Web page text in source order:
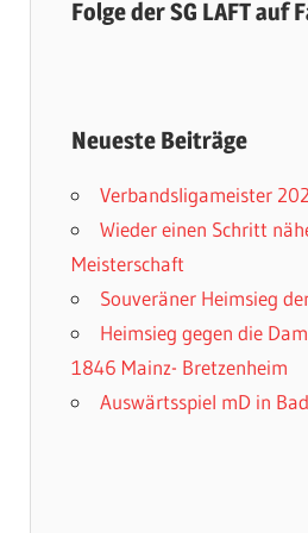
Folge der SG LAFT auf
Neueste Beiträge
Verbandsligameister
Wieder einen Schritt
Meisterschaft
Souveräner Heimsieg
Heimsieg gegen die
1846 Mainz- Bretzenheim
Auswärtsspiel mD in